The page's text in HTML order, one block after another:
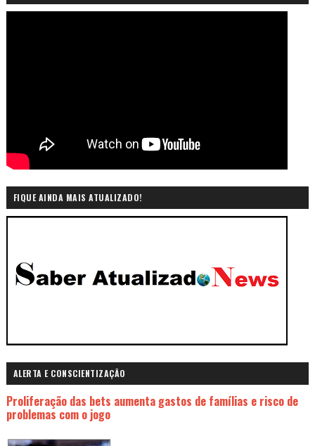
FIQUE AINDA MAIS ATUALIZADO!
ALERTA E CONSCIENTIZAÇÃO
Proliferação das bets aumenta gastos de famílias e risco de
problemas com o jogo